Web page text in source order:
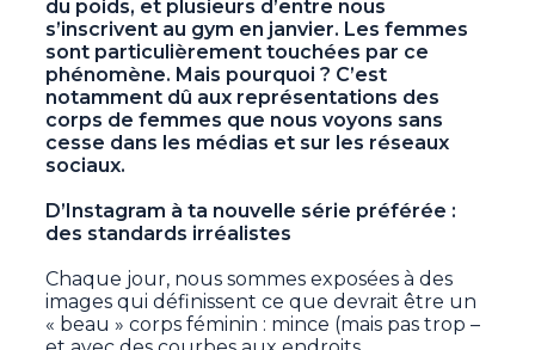
du poids, et plusieurs d’entre nous
s’inscrivent au gym en janvier. Les femmes
sont particulièrement touchées par ce
phénomène. Mais pourquoi ? C’est
notamment dû aux représentations des
corps de femmes que nous voyons sans
cesse dans les médias et sur les réseaux
sociaux.
D’Instagram à ta nouvelle série préférée :
des standards irréalistes
Chaque jour, nous sommes exposées à des
images qui définissent ce que devrait être un
« beau » corps féminin : mince (mais pas trop –